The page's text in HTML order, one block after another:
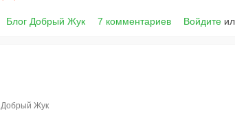
Блог Добрый Жук 7 комментариев Войдите
Добрый Жук